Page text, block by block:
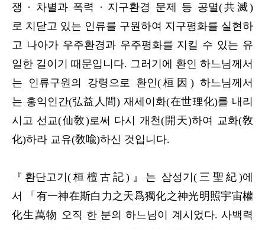
쟁 · 차별과 폭력 · 지구환경 문제 등 공멸(共滅)
로 치닫고 있는 인류를 구원하여 지구평화를 실현하
고 나아가 우주환경과 우주평화를 지킬 수 있는 유
일한 길이기 때문입니다. 그러기에 환인 하느님께서
는 인류구원의 강령으로 환인(桓因) 하느님께서
는 홍익인간(弘益人間) 재세이화(在世理化)를 내리
시고 선교(仙敎)로써 다시 개천(開天)하여 교화(敎
化)하라 교유(敎喩)하신 것입니다.
『환단고기(桓檀古記)』는 삼성기(三聖紀)에
서 「有一神在斯白力之天爲獨化之神光明照宇宙權
化生萬物 오직 한 분의 하느님이 계시었다. 사백력